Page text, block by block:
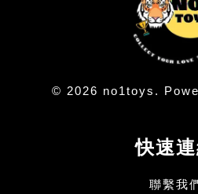
© 2026 no1toys.
快速
聯繫我